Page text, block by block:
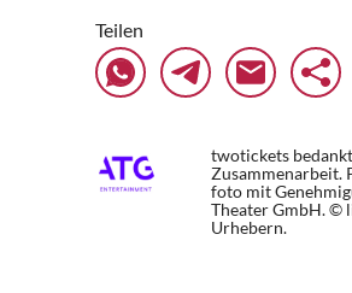
Teilen
twotickets
Zusammenarbeit.
foto mit
Theater GmbH. ©
Urhebern.